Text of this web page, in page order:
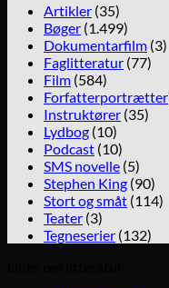
Artikler (35)
Bøger (1.499)
Dokumentarfilm (3)
Faglitteratur (77)
Film (584)
Forfatterportrætter
Instruktører (35)
Lydbog (10)
Podcast (10)
SMS novelle (5)
Stephen King (90)
Stort og småt (114)
Teater (3)
Tegneserier (132)